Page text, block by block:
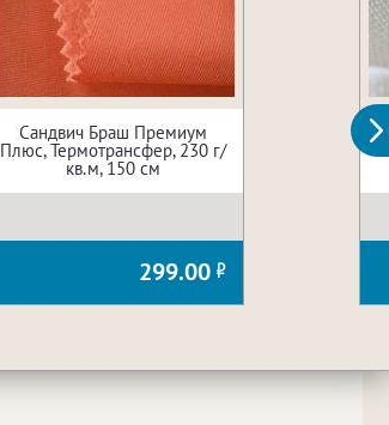
Сандвич Браш Премиум
Плюс, Термотрансфер, 230 г/
кв.м, 150 см
299.00